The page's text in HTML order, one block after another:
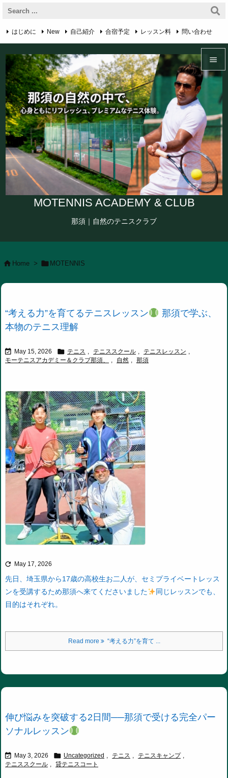
MOTENNIS ACADEMY & CLUB
那須｜自然のテニスクラブ



Sidebar

Prev

Next

Search
はじめに New 自己紹介 合宿予定 レッスン料 問い合わせ
アクセス・マップ プライバシーポリシー English Page RSS
Feedly
 Home >  MOTENNIS
“考える力”を育てるテニスレッスン
那須で学ぶ、
本物のテニス理解
 May 15, 2026  テニス , テニススクール , テニスレッスン ,
モーテニスアカデミー＆クラブ那須、
, 自然 , 那須
 May 17, 2026
先日、埼玉県から17歳の高校生お二人が、 セミプライベートレッス
ンを受講するため那須へ来てくださいました
同じレッスンでも、
目的はそれぞれ。
Read more “考える力”を育て ...
伸び悩みを突破する2日間──那須で受ける完全パー
ソナルレッスン
 May 3, 2026  Uncategorized , テニス , テニスキャンプ ,
テニススクール , 貸テニスコート